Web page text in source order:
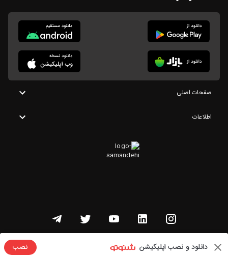
دانلود و نصب اپلیکیشن نصب
صفحات اصلی
اطلاعات
تمامی حقوق این وبسایت متعلق به شنوتو است